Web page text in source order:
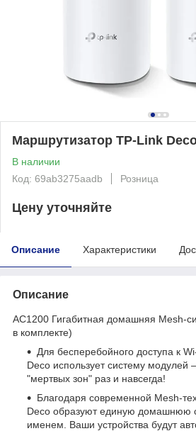
Маршрутизатор TP-Link
В наличии
Код: 69ab3275aadb
Розница
Цену уточняйте
Описание Характеристики
Описание
AC1200 Гигабитная домашняя Mesh-
в комплекте)
Для бесперебойного доступа к
Deco использует систему модулей
"мертвых зон" раз и навсегда!
Благодаря современной Mesh-
Deco образуют единую домашнюю
именем. Ваши устройства будут